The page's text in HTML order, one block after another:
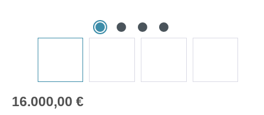
Regulärer Preis:
16.000,00 €